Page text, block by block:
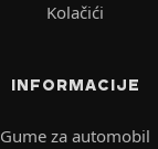
Kolačići
INFORMACIJE
Gume za automobil